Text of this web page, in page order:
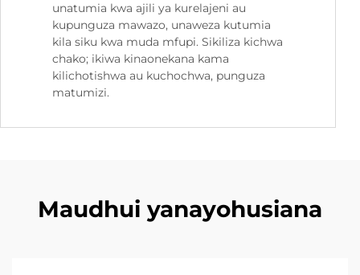
unatumia kwa ajili ya kurelajeni au
kupunguza mawazo, unaweza kutumia
kila siku kwa muda mfupi. Sikiliza kichwa
chako; ikiwa kinaonekana kama
kilichotishwa au kuchochwa, punguza
matumizi.
Maudhui yanayohusiana